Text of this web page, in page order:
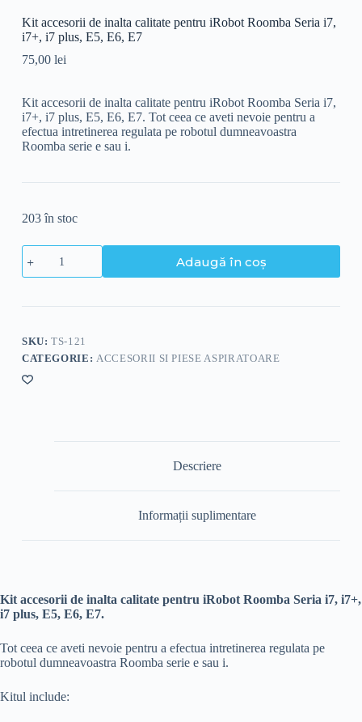
Kit accesorii de inalta calitate pentru iRobot Roomba Seria i7,
i7+, i7 plus, E5, E6, E7
75,00 lei
Kit accesorii de inalta calitate pentru iRobot Roomba Seria i7,
i7+, i7 plus, E5, E6, E7. Tot ceea ce aveti nevoie pentru a
efectua intretinerea regulata pe robotul dumneavoastra
Roomba serie e sau i.
203 în stoc
Adaugă în coș
SKU:TS-121
CATEGORIE:ACCESORII SI PIESE ASPIRATOARE
Descriere
Informații suplimentare
Kit accesorii de inalta calitate pentru iRobot Roomba Seria i7, i7+,
i7 plus, E5, E6, E7.
Tot ceea ce aveti nevoie pentru a efectua intretinerea regulata pe
robotul dumneavoastra Roomba serie e sau i.
Kitul include: